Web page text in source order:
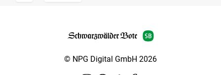
© NPG Digital GmbH 2026